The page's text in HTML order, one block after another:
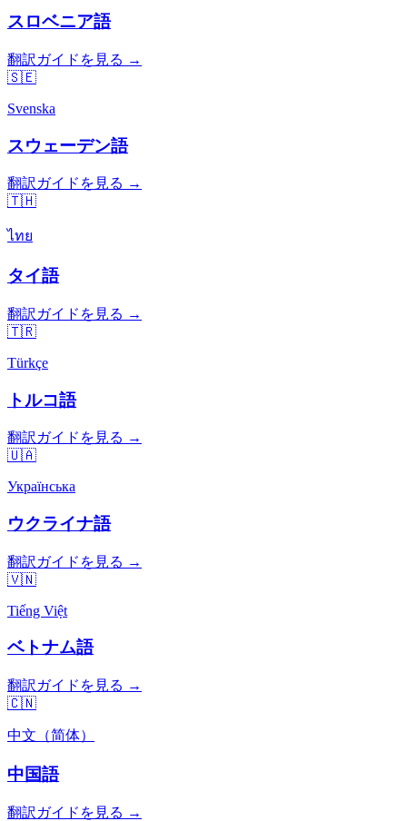
スロベニア語
翻訳ガイドを見る →
🇸🇪
Svenska
スウェーデン語
翻訳ガイドを見る →
🇹🇭
ไทย
タイ語
翻訳ガイドを見る →
🇹🇷
Türkçe
トルコ語
翻訳ガイドを見る →
🇺🇦
Українська
ウクライナ語
翻訳ガイドを見る →
🇻🇳
Tiếng Việt
ベトナム語
翻訳ガイドを見る →
🇨🇳
中文（简体）
中国語
翻訳ガイドを見る →